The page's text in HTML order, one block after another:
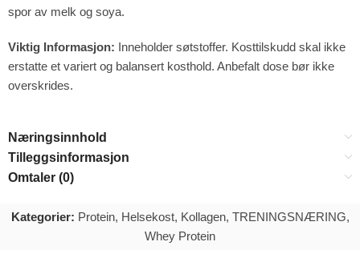
spor av melk og soya.
Viktig Informasjon: Inneholder søtstoffer. Kosttilskudd skal ikke
erstatte et variert og balansert kosthold. Anbefalt dose bør ikke
overskrides.
Næringsinnhold
Tilleggsinformasjon
Omtaler (0)
Kategorier: Protein, Helsekost, Kollagen, TRENINGSNÆRING,
Whey Protein